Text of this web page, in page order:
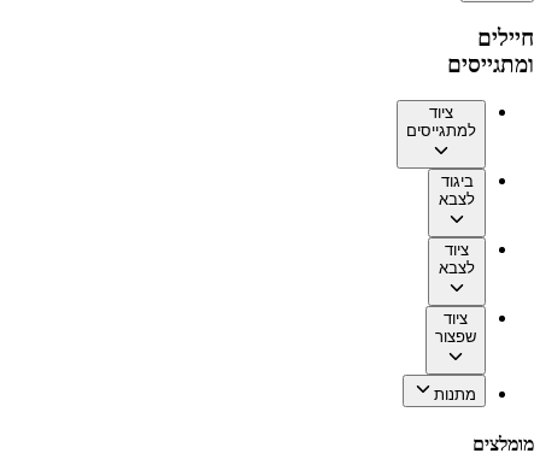
חיילים
ומתגייסים
ציוד
למתגייסים
ביגוד
לצבא
ציוד
לצבא
ציוד
שפצור
מתנות
מומלצים